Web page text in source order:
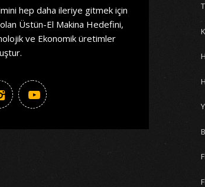
hep daha ileriye gitmek için
Üstün-El Makina Hedefini,
ve Ekonomik üretimler